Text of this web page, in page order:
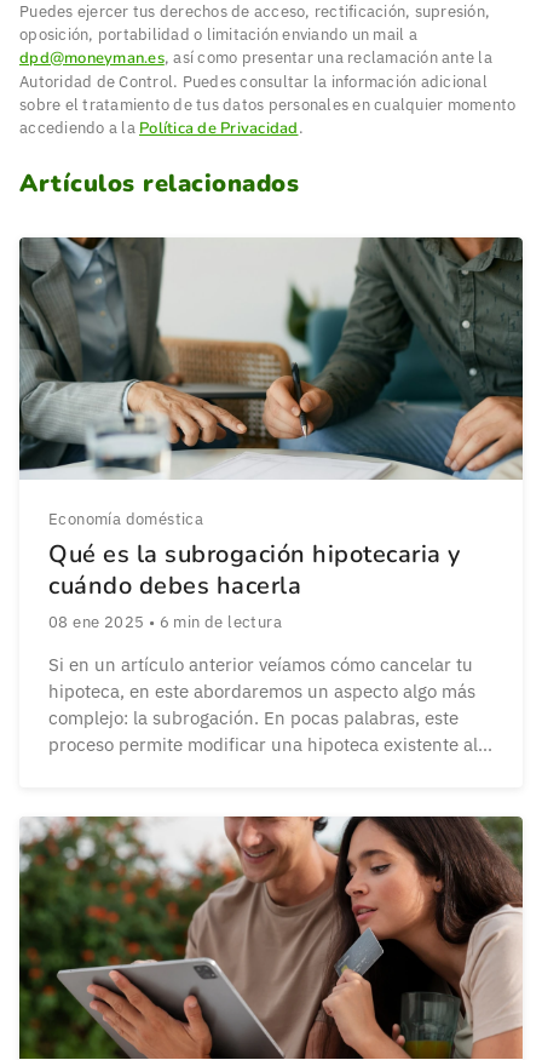
Puedes ejercer tus derechos de acceso, rectificación, supresión,
oposición, portabilidad o limitación enviando un mail a
dpd@moneyman.es, así como presentar una reclamación ante la
Autoridad de Control. Puedes consultar la información adicional
sobre el tratamiento de tus datos personales en cualquier momento
accediendo a la Política de Privacidad.
Artículos relacionados
Economía doméstica
Qué es la subrogación hipotecaria y
cuándo debes hacerla
08 ene 2025 • 6 min de lectura
Si en un artículo anterior veíamos cómo cancelar tu
hipoteca, en este abordaremos un aspecto algo más
complejo: la subrogación. En pocas palabras, este
proceso permite modificar una hipoteca existente al
interés más bajo, o para que un nuevo […]